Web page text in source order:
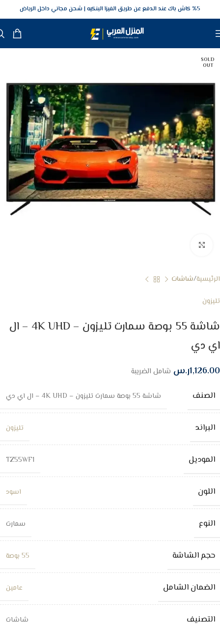
5‎% كاش باك عند الدفع عن طريق الفيزا البنكيه شحن مجاني داخل الرياض
SOLD
OUT
الرئيسية شاشات
تليزون
شاشة 55 بوصة سمارت تليزون – 4K UHD – ال
اي دي
1,126.00ر.س شامل الضريبة
الصنف شاشة 55 بوصة سمارت تليزون – 4K UHD – ال اي دي
البراند تليزون
الموديل TZ55WF1
اللون اسود
النوع سمارت
حجم الشاشة 55 بوصة
الضمان الشامل عامين
التصنيف شاشات